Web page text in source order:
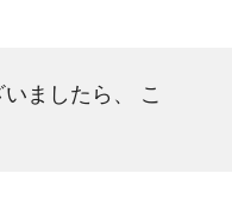
ましたら、 こ